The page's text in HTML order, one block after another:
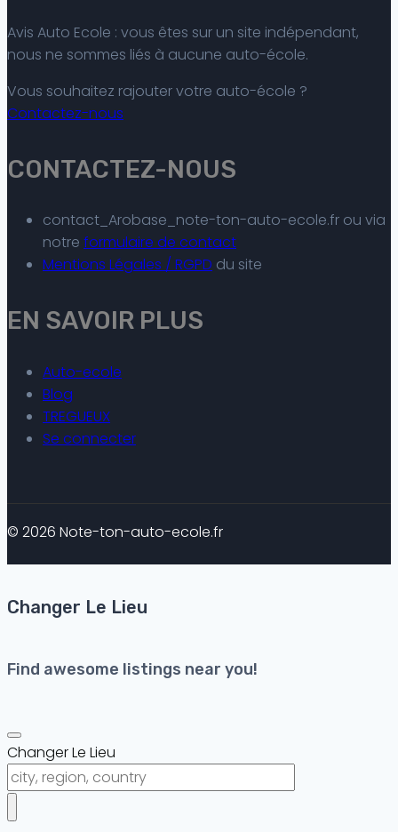
Avis Auto Ecole : vous êtes sur un site indépendant,
nous ne sommes liés à aucune auto-école.
Vous souhaitez rajouter votre auto-école ?
Contactez-nous
CONTACTEZ-NOUS
contact_Arobase_note-ton-auto-ecole.fr ou via
notre formulaire de contact
Mentions Légales / RGPD du site
EN SAVOIR PLUS
Auto-ecole
Blog
TREGUEUX
Se connecter
© 2026 Note-ton-auto-ecole.fr
Changer Le Lieu
Find awesome listings near you!
Changer Le Lieu